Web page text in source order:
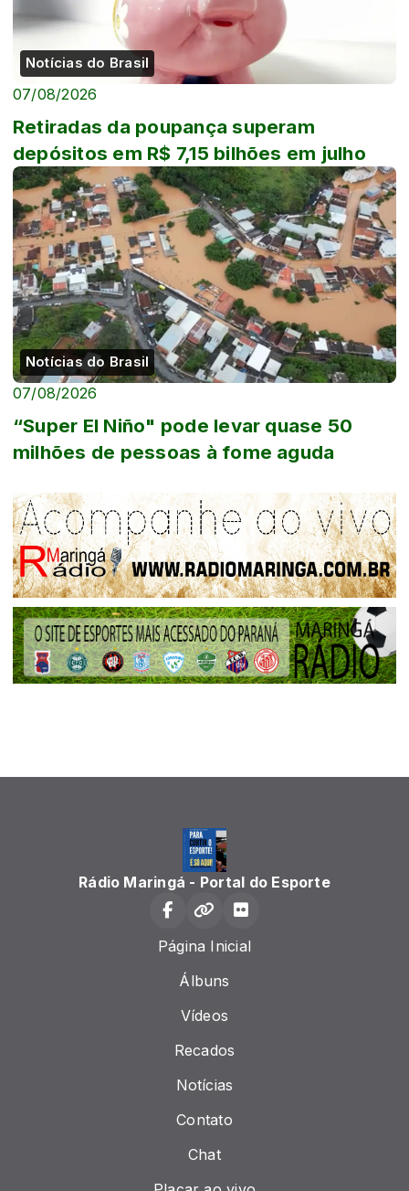
Notícias do Brasil
07/08/2026
Retiradas da poupança superam
depósitos em R$ 7,15 bilhões em julho
Notícias do Brasil
07/08/2026
“Super El Niño" pode levar quase 50
milhões de pessoas à fome aguda
Rádio Maringá - Portal do Esporte
Página Inicial
Álbuns
Vídeos
Recados
Notícias
Contato
Chat